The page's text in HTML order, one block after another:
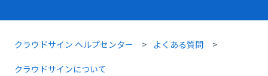
クラウドサイン ヘルプセンター よくある質問
クラウドサインについて